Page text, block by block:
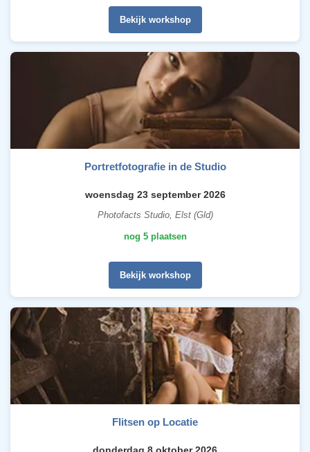
Bekijk workshop
Portretfotografie in de Studio
woensdag 23 september 2026
Photofacts Studio, Elst (Gld)
nog 5 plaatsen
Bekijk workshop
Flitsen op Locatie
donderdag 8 oktober 2026